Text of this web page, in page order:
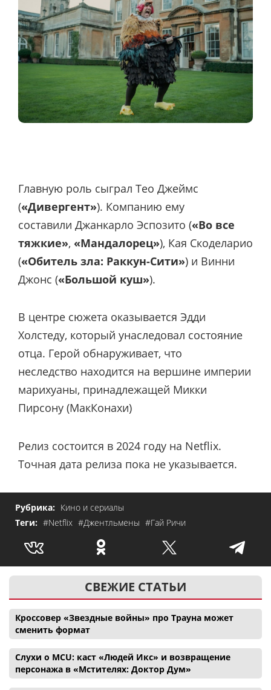
Главную роль сыграл Тео Джеймс
(«Дивергент»). Компанию ему
составили Джанкарло Эспозито («Во все
тяжкие», «Мандалорец»), Кая Скоделарио
(«Обитель зла: Раккун-Сити») и Винни
Джонс («Большой куш»).
В центре сюжета оказывается Эдди
Холстеду, который унаследовал состояние
отца. Герой обнаруживает, что
неследство находится на вершине империи
марихуаны, принадлежащей Микки
Пирсону (МакКонахи)
Релиз состоится в 2024 году на Netflix.
Точная дата релиза пока не указывается.
Рубрика: Кино и сериалы
Теги: #Netflix #Джентльмены #Гай Ричи
СВЕЖИЕ СТАТЬИ
Кроссовер «Звездные войны» про Трауна может
сменить формат
Слухи о MCU: каст «Людей Икс» и возвращение
персонажа в «Мстителях: Доктор Дум»